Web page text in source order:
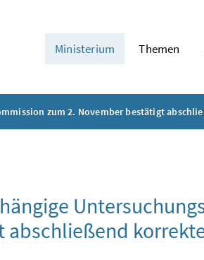
Ministerium Themen
zum 2. November bestätigt